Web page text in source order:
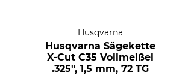
Husqvarna
Husqvarna Sägekette
X-Cut C35 Vollmeißel
.325", 1,5 mm, 72 TG